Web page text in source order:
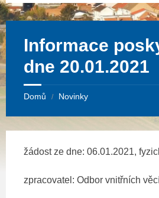
Informace
dne 20.01.2021
Domů / Novinky
žádost ze dne: 06.01.2021,
zpracovatel: Odbor vnitřních